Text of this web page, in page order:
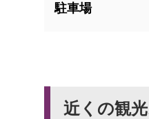
駐車場
近くの観